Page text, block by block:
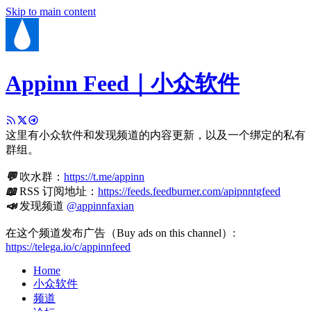
Skip to main content
Appinn Feed｜小众软件
这里有小众软件和发现频道的内容更新，以及一个绑定的私有
群组。
💬吹水群： https://t.me/appinn
📖RSS 订阅地址： https://feeds.feedburner.com/apipnntgfeed
📣发现频道 @appinnfaxian
在这个频道发布广告（Buy ads on this channel）:
https://telega.io/c/appinnfeed
Home
小众软件
频道